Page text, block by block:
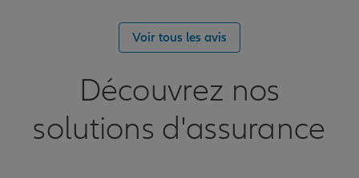
Voir tous les avis
Découvrez nos
solutions d'assurance